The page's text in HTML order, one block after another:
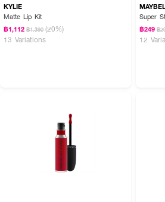
KYLIE
Matte Lip Kit
฿1,112 ฿1,390 (20%)
13 Variations
Super
฿249 ฿
12